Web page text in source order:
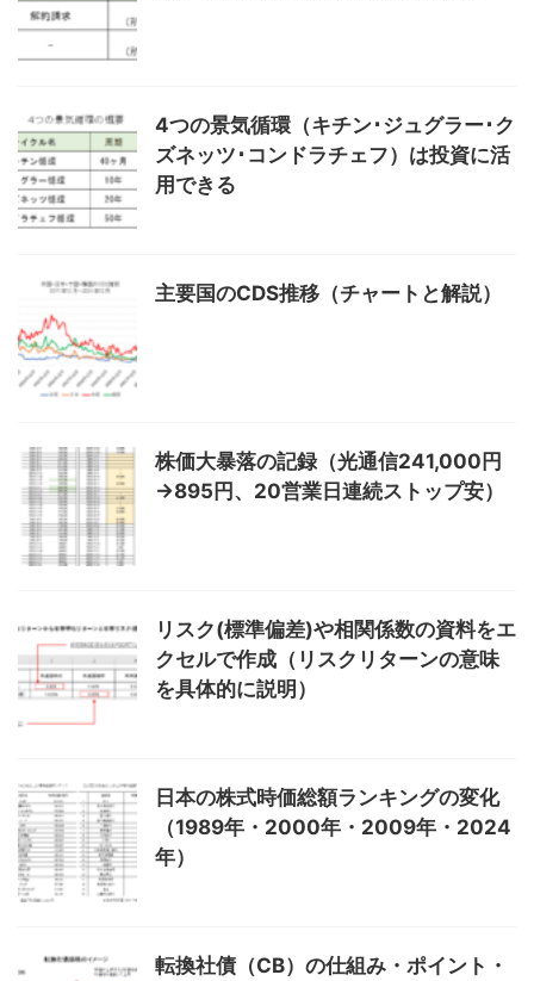
4つの景気循環（キチン･ジュグラー･ク
ズネッツ･コンドラチェフ）は投資に活
用できる
主要国のCDS推移（チャートと解説）
株価大暴落の記録（光通信241,000円
→895円、20営業日連続ストップ安）
リスク(標準偏差)や相関係数の資料をエ
クセルで作成（リスクリターンの意味
を具体的に説明）
日本の株式時価総額ランキングの変化
（1989年・2000年・2009年・2024
年）
転換社債（CB）の仕組み・ポイント・